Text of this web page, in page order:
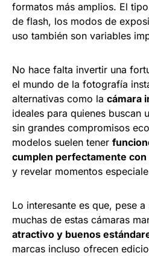
formatos más amplios. El
de flash, los modos de
uso también son variables
No hace falta invertir una
el mundo de la fotografía
alternativas como la cámara
ideales para quienes buscan
sin grandes compromisos
modelos suelen tener
cumplen perfectamente
y revelar momentos
Lo interesante es que, pese
muchas de estas cámaras
atractivo y buenos
marcas incluso ofrecen